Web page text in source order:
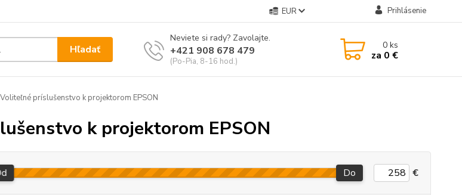
EUR Prihlásenie
Hľadať
Neviete si rady? Zavolajte.
+421 908 678 479
(Po-Pia, 8-16 hod.)
0ks
za 0 €
Voliteľné príslušenstvo k projektorom EPSON
k projektorom EPSON
Do €